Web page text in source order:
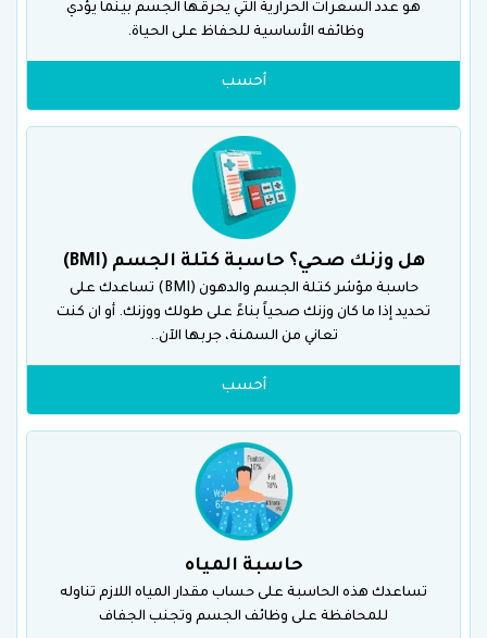
هو عدد السعرات الحرارية التي يحرقها الجسم بينما يؤدي
وظائفه الأساسية للحفاظ على الحياة.
أحسب
هل وزنك صحي؟ حاسبة كتلة الجسم (BMI)
حاسبة مؤشر كتلة الجسم والدهون (BMI) تساعدك على
تحديد إذا ما كان وزنك صحياً بناءً على طولك ووزنك. أو ان كنت
تعاني من السمنة، جربها الآن..
أحسب
حاسبة المياه
تساعدك هذه الحاسبة على حساب مقدار المياه اللازم تناوله
للمحافظة على وظائف الجسم وتجنب الجفاف